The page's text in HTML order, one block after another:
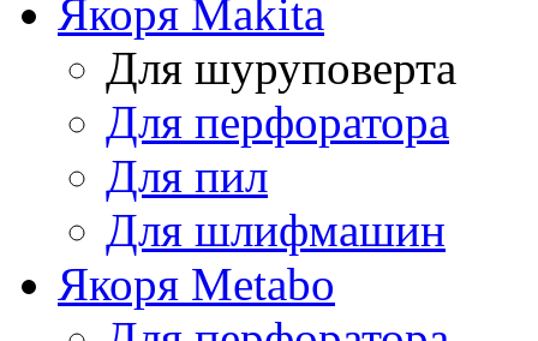
Якоря Makita
Для шуруповерта
Для перфоратора
Для пил
Для шлифмашин
Якоря Metabo